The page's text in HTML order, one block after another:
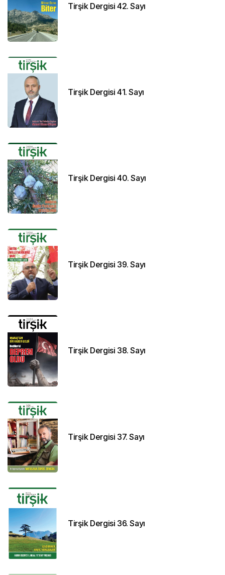
Tirşik Dergisi 42. Sayı
Tirşik Dergisi 41. Sayı
Tirşik Dergisi 40. Sayı
Tirşik Dergisi 39. Sayı
Tirşik Dergisi 38. Sayı
Tirşik Dergisi 37. Sayı
Tirşik Dergisi 36. Sayı